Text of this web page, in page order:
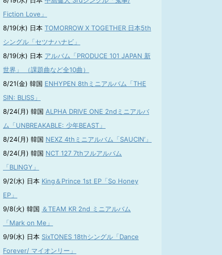
Fiction Love」
8/19(水) 日本 TOMORROW X TOGETHER 日本5th
シングル「セツナハナビ」
8/19(水) 日本 アルバム「PRODUCE 101 JAPAN 新
世界」 （課題曲など全10曲）
8/21(金) 韓国 ENHYPEN 8thミニアルバム「THE
SIN: BLISS」
8/24(月) 韓国 ALPHA DRIVE ONE 2ndミニアルバ
ム「UNBREAKABLE: 少年BEAST」
8/24(月) 韓国 NEXZ 4thミニアルバム「SAUCIN’」
8/24(月) 韓国 NCT 127 7thフルアルバム
「BLINGY」
9/2(水) 日本 King＆Prince 1st EP「So Honey
EP」
9/8(火) 韓国 ＆TEAM KR 2nd ミニアルバム
「Mark on Me」
9/9(水) 日本 SixTONES 18thシングル「Dance
Forever/ マイオンリー」